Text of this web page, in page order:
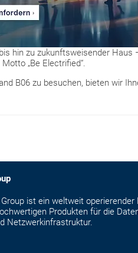
hin zu zukunftsweisender
„Be Electrified“.
B06 zu besuchen, bieten wir
ist ein weltweit operierender
Produkten für die
Netzwerkinfrastruktur.